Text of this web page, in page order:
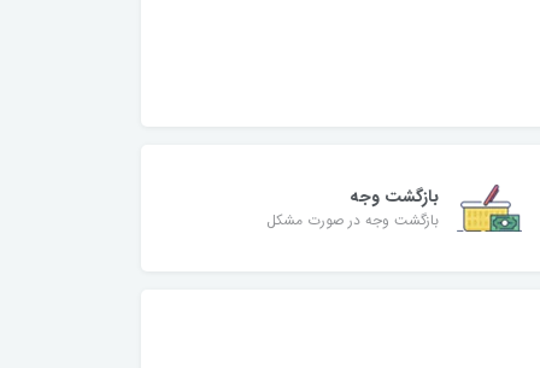
بازگشت وجه
بازگشت وجه در صورت مشکل